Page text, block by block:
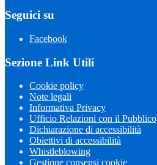
Seguici su
Facebook
Sezione Link Utili
Cookie policy
Note legali
Informativa Privacy
Ufficio Relazioni con il Pubblico
Dichiarazione di accessibilità
Obiettivi di accessibilità
Whistleblowing
Gestione consensi cookie